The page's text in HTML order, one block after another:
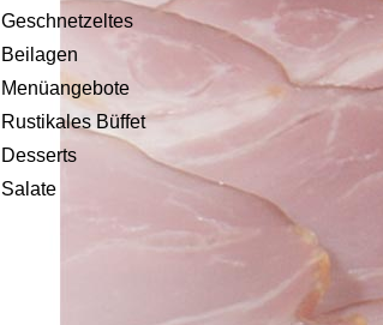
Geschnetzeltes
Beilagen
Menüangebote
Rustikales Büffet
Desserts
Salate